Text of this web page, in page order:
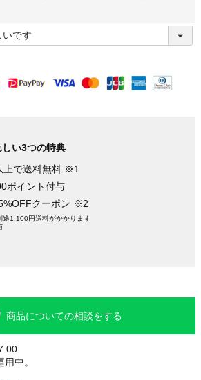
い3つの特典
上で送料無料 ※1
ポイント付与
クーポン ※2
1,100円送料がかかります
商品についての相談をする
中。